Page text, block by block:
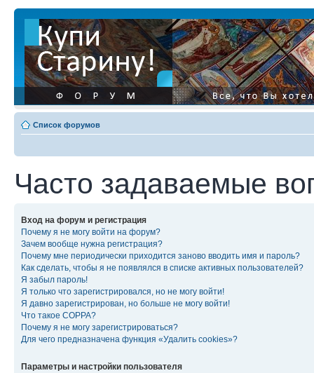
Список форумов
Часто задаваемые
Вход на форум и регистрация
Почему я не могу войти на форум?
Зачем вообще нужна регистрация?
Почему мне периодически приходится заново вводить имя и пароль?
Как сделать, чтобы я не появлялся в списке активных пользователей?
Я забыл пароль!
Я только что зарегистрировался, но не могу войти!
Я давно зарегистрирован, но больше не могу войти!
Что такое COPPA?
Почему я не могу зарегистрироваться?
Для чего предназначена функция «Удалить cookies»?
Параметры и настройки пользователя